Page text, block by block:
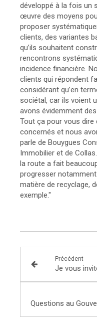
développé à la fois un
œuvre des moyens
proposer
clients, des variantes
qu’ils souhaitent
rencontrons
incidence financière.
clients qui répondent
considérant qu’en
sociétal, car ils voient
avons évidemment
Tout ça pour vous
concernés et nous
parle de Bouygues
Immobilier et de
la route a fait
progresser
matière de recyclage,
exemple."
Précédent